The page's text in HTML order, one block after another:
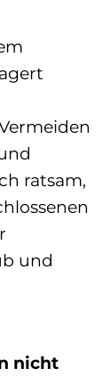
ratsam,
und
nicht